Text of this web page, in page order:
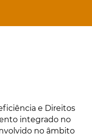
e Direitos
integrado no
no âmbito